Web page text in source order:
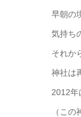
早朝の
気持ち
それか
神社は
2012年
（こ